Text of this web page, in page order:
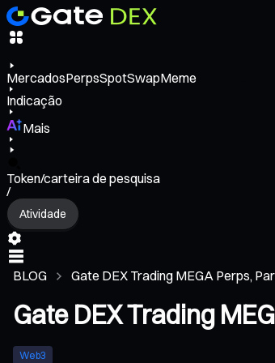
MercadosPerpsSpotSwapMeme
Indicação
Mais
Token/carteira de pesquisa
/
Atividade
BLOG Gate DEX Trading MEGA Perps,
Gate DEX Trading
Web3